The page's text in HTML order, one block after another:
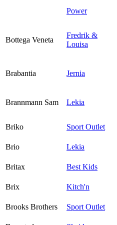
Power
Bottega Veneta
Fredrik &
Louisa
Brabantia Jernia
Brannmann Sam Lekia
Briko
Sport Outlet
Brio
Lekia
Britax
Best Kids
Brix
Kitch'n
Brooks Brothers
Sport Outlet